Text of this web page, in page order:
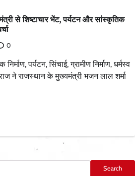
से शिष्टाचार भेंट, पर्यटन और सांस्कृतिक
0
पर्यटन, सिंचाई, ग्रामीण निर्माण, धर्मस्व
ने राजस्थान के मुख्यमंत्री भजन लाल शर्मा
Search